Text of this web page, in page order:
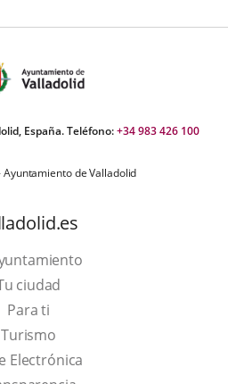
España. Teléfono:+34 983 426 100
Ayuntamiento de Valladolid
ciudad
Para ti
TurismoThis
link
Electrónica